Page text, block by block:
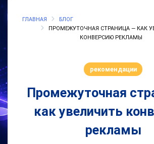
ГЛАВНАЯ
БЛОГ
ПРОМЕЖУТОЧНАЯ СТРАНИЦА — КАК
КОНВЕРСИЮ РЕКЛАМЫ
рекомендации
Промежуточная
как увеличить
рекламы